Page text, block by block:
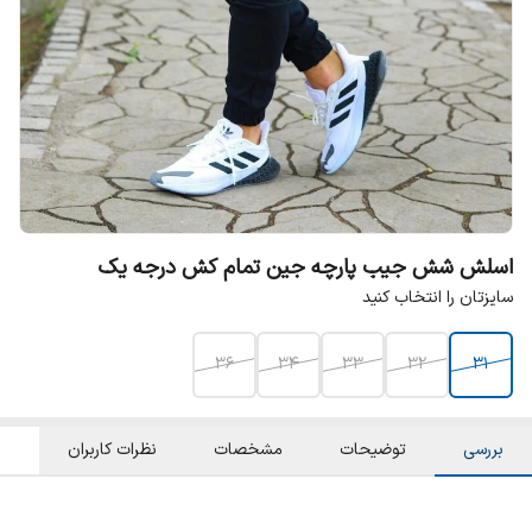
اسلش شش جیب پارچه جین تمام کش درجه یک
سایزتان را انتخاب کنید
31
32
33
34 ۳۶
بررسی توضیحات مشخصات نظرات کاربران